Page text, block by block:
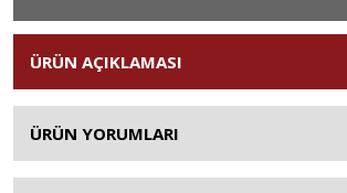
ÜRÜN AÇIKLAMASI
ÜRÜN YORUMLARI